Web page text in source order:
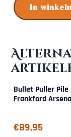
In
Bullet Puller Pile
Frankford
Prijs: 89,95
€89,95